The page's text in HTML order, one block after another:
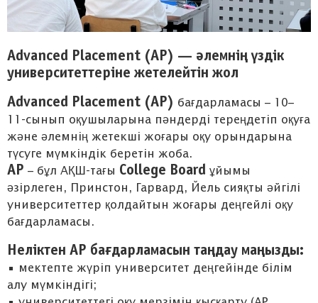
Advanced Placement (AP) — әлемнің үздік
университеттеріне жетелейтін жол
Advanced Placement (AP) бағдарламасы – 10–
11-сынып оқушыларына пәндерді тереңдетіп оқуға
және әлемнің жетекші жоғары оқу орындарына
түсуге мүмкіндік беретін жоба.
AP – бұл АҚШ-тағы College Board ұйымы
әзірлеген, Принстон, Гарвард, Йель сияқты әйгілі
университеттер қолдайтын жоғары деңгейлі оқу
бағдарламасы.
Неліктен AP бағдарламасын таңдау маңызды:
• мектепте жүріп университет деңгейінде білім
алу мүмкіндігі;